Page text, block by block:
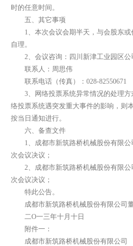
时的任意时间。
五、其它事项
1、本次会议会期半天，与会股东或
自理。
2、会议咨询：四川新津工业园区公
联系人：周思伟
联系电话（传真）：028-82550671
3、网络投票系统异常情况的处理方
络投票系统遇突发重大事件的影响，则
按当日通知进行。
六、备查文件
1、成都市新筑路桥机械股份有限公
次会议决议；
2、成都市新筑路桥机械股份有限公
次会议决议；
特此公告。
成都市新筑路桥机械股份有限公司
二O一三年十月十日
附件一：
成都市新筑路桥机械股份有限公司